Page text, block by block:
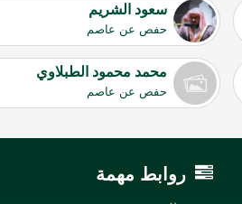
سعود الشريم
حفص عن عاصم
محمد محمود الطبلاوي
حفص عن عاصم
روابط مهمة